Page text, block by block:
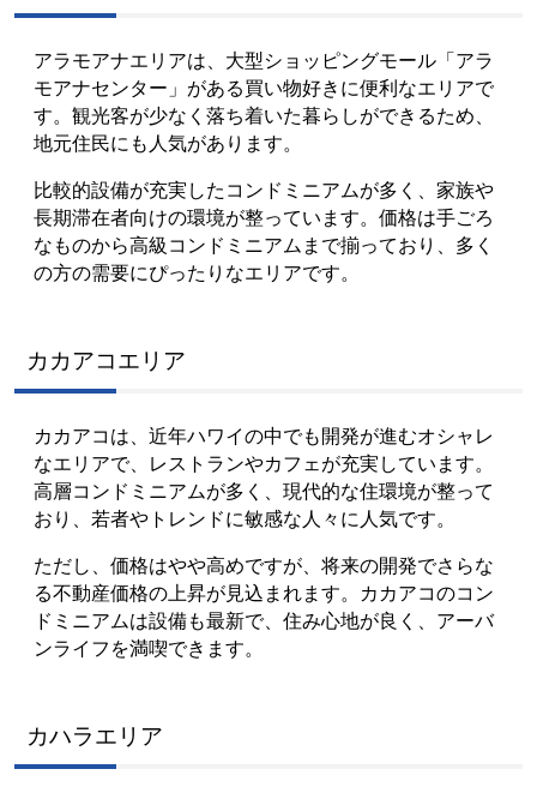
アラモアナエリアは、大型ショッピングモール「アラ
モアナセンター」がある買い物好きに便利なエリアで
す。観光客が少なく落ち着いた暮らしができるため、
地元住民にも人気があります。
比較的設備が充実したコンドミニアムが多く、家族や
長期滞在者向けの環境が整っています。価格は手ごろ
なものから高級コンドミニアムまで揃っており、多く
の方の需要にぴったりなエリアです。
カカアコエリア
カカアコは、近年ハワイの中でも開発が進むオシャレ
なエリアで、レストランやカフェが充実しています。
高層コンドミニアムが多く、現代的な住環境が整って
おり、若者やトレンドに敏感な人々に人気です。
ただし、価格はやや高めですが、将来の開発でさらな
る不動産価格の上昇が見込まれます。カカアコのコン
ドミニアムは設備も最新で、住み心地が良く、アーバ
ンライフを満喫できます。
カハラエリア